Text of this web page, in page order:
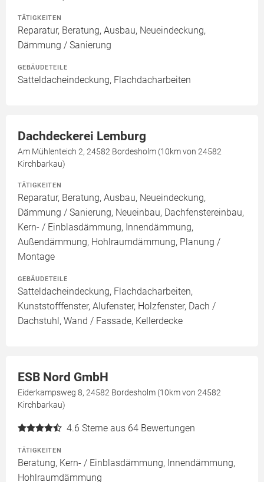
TÄTIGKEITEN
Reparatur, Beratung, Ausbau, Neueindeckung,
Dämmung / Sanierung
GEBÄUDETEILE
Satteldacheindeckung, Flachdacharbeiten
Dachdeckerei Lemburg
Am Mühlenteich 2, 24582 Bordesholm (10km von 24582
Kirchbarkau)
TÄTIGKEITEN
Reparatur, Beratung, Ausbau, Neueindeckung,
Dämmung / Sanierung, Neueinbau, Dachfenstereinbau,
Kern- / Einblasdämmung, Innendämmung,
Außendämmung, Hohlraumdämmung, Planung /
Montage
GEBÄUDETEILE
Satteldacheindeckung, Flachdacharbeiten,
Kunststofffenster, Alufenster, Holzfenster, Dach /
Dachstuhl, Wand / Fassade, Kellerdecke
ESB Nord GmbH
Eiderkampsweg 8, 24582 Bordesholm (10km von 24582
Kirchbarkau)
4.6 Sterne aus 64 Bewertungen
TÄTIGKEITEN
Beratung, Kern- / Einblasdämmung, Innendämmung,
Hohlraumdämmung